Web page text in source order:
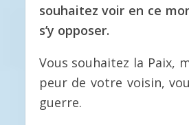
souhaitez voir en ce
s’y opposer.
Vous souhaitez la Paix,
peur de votre voisin,
guerre.